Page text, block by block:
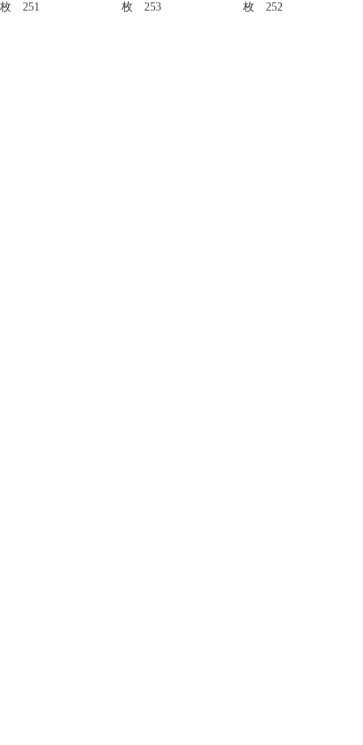
枚 251
枚 253
枚 252